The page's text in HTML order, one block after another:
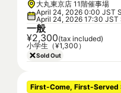
大丸東京店 11階催事場
April 24, 2026 0:00 JST
April 24, 2026 17:30 JST
一般
¥2,300(tax included)
小学生（¥1,300）
Sold Out
First-Come, First-Served